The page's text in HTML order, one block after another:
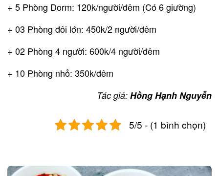
+ 5 Phòng Dorm: 120k/người/đêm (Có 6 giường)
+ 03 Phòng đôi lớn: 450k/2 người/đêm
+ 02 Phòng 4 người: 600k/4 người/đêm
+ 10 Phòng nhỏ: 350k/đêm
Tác giả: Hồng Hạnh Nguyễn
5/5 - (1 bình chọn)
Post